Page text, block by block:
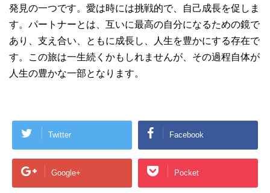
発見の一つです。愛は時には挑戦的で、自己成長を促しま
す。パートナーとは、互いに最高の自分になるための鏡で
あり、支え合い、ともに成長し、人生を豊かにする存在で
す。この旅は一生続くかもしれませんが、その過程自体が
人生の豊かな一部となります。
Twitter Facebook
Google+ Pocket